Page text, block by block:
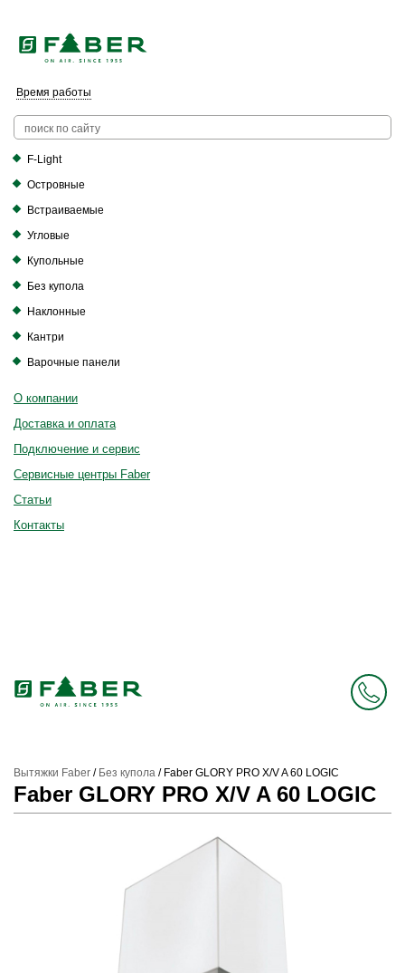
Время работы
F-Light
Островные
Встраиваемые
Угловые
Купольные
Без купола
Наклонные
Кантри
Варочные панели
О компании
Доставка и оплата
Подключение и сервис
Сервисные центры Faber
Статьи
Контакты
Вытяжки Faber / Без купола / Faber GLORY PRO X/V A 60 LOGIC
Faber GLORY PRO X/V A 60 LOGIC